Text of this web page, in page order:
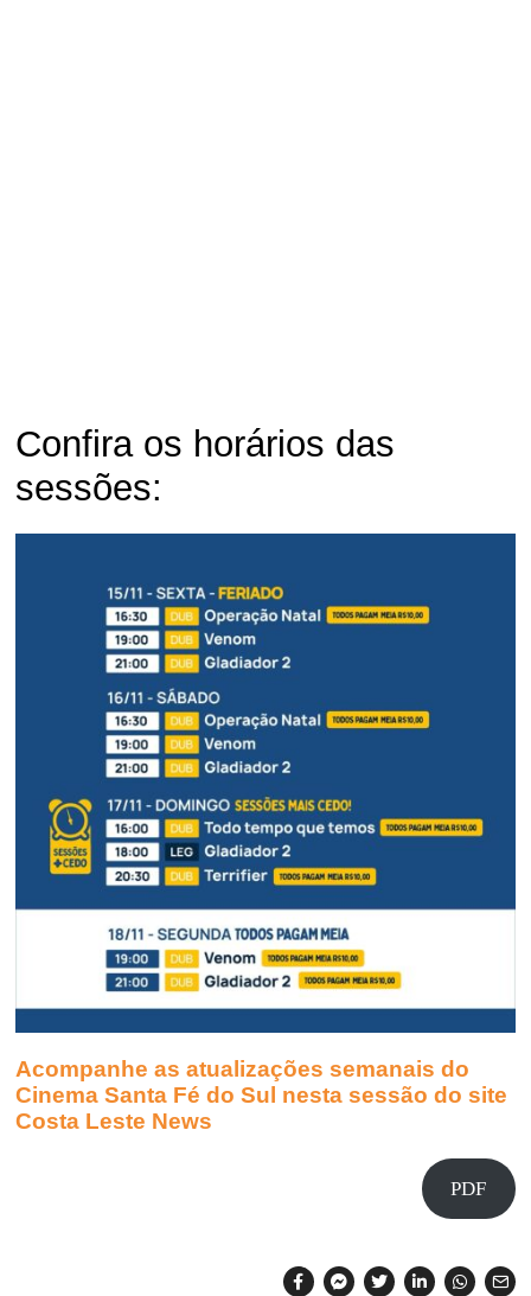
Confira os horários das
sessões:
Acompanhe as atualizações semanais do
Cinema Santa Fé do Sul nesta sessão do site
Costa Leste News
PDF